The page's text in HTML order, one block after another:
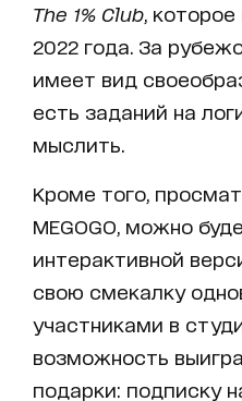
The 1% Club ,
2022 года. За
имеет вид
есть заданий на
мыслить.
Кроме того,
MEGOGO, можно
интерактивной
свою смекалку
участниками в
возможность
подарки: подписку